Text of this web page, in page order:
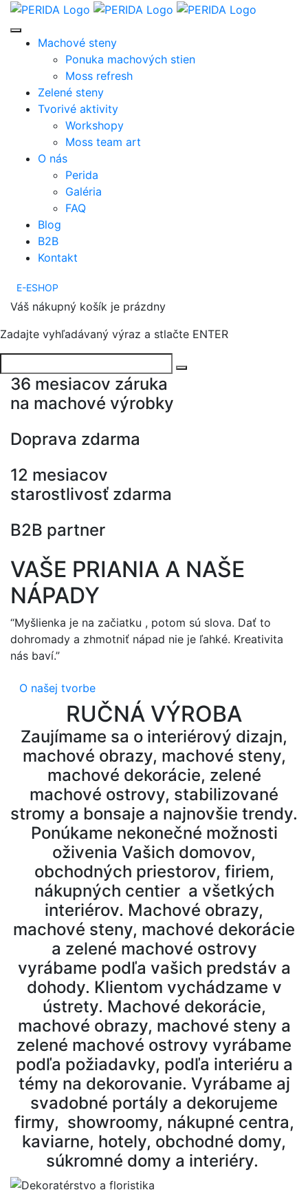
Machové steny
Ponuka machových stien
Moss refresh
Zelené steny
Tvorivé aktivity
Workshopy
Moss team art
O nás
Perida
Galéria
FAQ
Blog
B2B
Kontakt
E-ESHOP
Váš nákupný košík je prázdny
Zadajte vyhľadávaný výraz a stlačte ENTER
36 mesiacov záruka
na machové výrobky
Doprava zdarma
12 mesiacov
starostlivosť zdarma
B2B partner
VAŠE PRIANIA A NAŠE
NÁPADY
“Myšlienka je na začiatku , potom sú slova. Dať to
dohromady a zhmotniť nápad nie je ľahké. Kreativita
nás baví.”
O našej tvorbe
RUČNÁ VÝROBA
Zaujímame sa o interiérový dizajn,
machové obrazy, machové steny,
machové dekorácie, zelené
machové ostrovy, stabilizované
stromy a bonsaje a najnovšie trendy.
Ponúkame nekonečné možnosti
oživenia Vašich domovov,
obchodných priestorov, firiem,
nákupných centier a všetkých
interiérov. Machové obrazy,
machové steny, machové dekorácie
a zelené machové ostrovy
vyrábame podľa vašich predstáv a
dohody. Klientom vychádzame v
ústrety. Machové dekorácie,
machové obrazy, machové steny a
zelené machové ostrovy vyrábame
podľa požiadavky, podľa interiéru a
témy na dekorovanie. Vyrábame aj
svadobné portály a dekorujeme
firmy, showroomy, nákupné centra,
kaviarne, hotely, obchodné domy,
súkromné domy a interiéry.